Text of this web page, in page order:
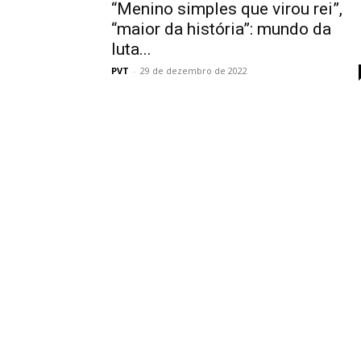
“Menino simples que virou rei”,
“maior da história”: mundo da
luta...
PVT - 29 de dezembro de 2022